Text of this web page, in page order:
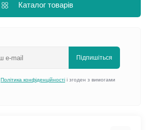
Каталог товарів
Підпишіться
Політика конфіденційності і згоден з вимогами